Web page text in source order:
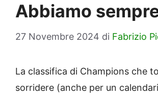
Abbiamo
27 Novembre 2024 di Fabrizio
La classifica di Champions che
sorridere (anche per un